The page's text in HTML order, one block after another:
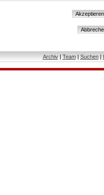
Archiv| Team| Suchen|